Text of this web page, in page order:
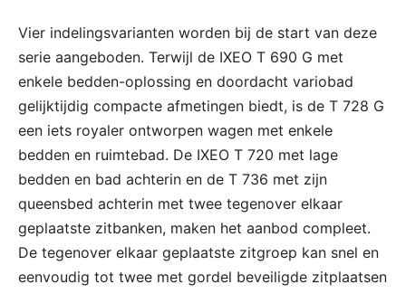
Vier indelingsvarianten worden bij de start van deze
serie aangeboden. Terwijl de IXEO T 690 G met
enkele bedden-oplossing en doordacht variobad
gelijktijdig compacte afmetingen biedt, is de T 728 G
een iets royaler ontworpen wagen met enkele
bedden en ruimtebad. De IXEO T 720 met lage
bedden en bad achterin en de T 736 met zijn
queensbed achterin met twee tegenover elkaar
geplaatste zitbanken, maken het aanbod compleet.
De tegenover elkaar geplaatste zitgroep kan snel en
eenvoudig tot twee met gordel beveiligde zitplaatsen